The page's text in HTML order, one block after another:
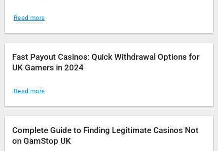
Read more
Fast Payout Casinos: Quick Withdrawal Options for
UK Gamers in 2024
Read more
Complete Guide to Finding Legitimate Casinos Not
on GamStop UK